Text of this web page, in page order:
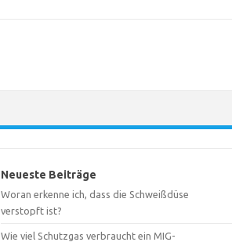
Neueste Beiträge
Woran erkenne ich, dass die Schweißdüse
verstopft ist?
Wie viel Schutzgas verbraucht ein MIG-